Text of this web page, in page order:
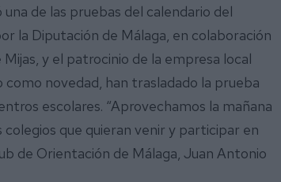
de las pruebas del calendario del
la Diputación de Málaga, en colaboración
y el patrocinio de la empresa local
novedad, han trasladado la prueba
escolares. “Aprovechamos la mañana
que quieran venir y participar en
de Orientación de Málaga, Juan Antonio